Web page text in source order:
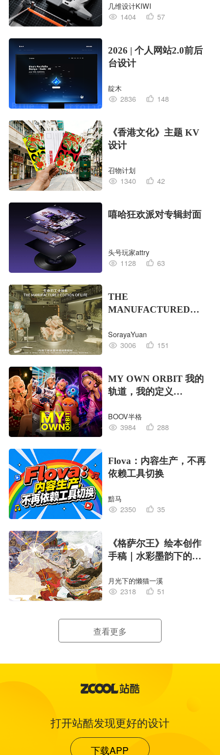
几维设计KIWI
1404
57
2026 | 个人网站2.0前后
台设计
靛木
2836
148
《香港文化》主题 KV
设计
召物计划
1340
42
嘻哈狂欢派对专辑封面
头号玩家attry
1128
63
THE
MANUFACTURED
的工业版本
SorayaYuan
3006
151
MY OWN ORBIT 我的
轨道，我的定义
对
BOOV半格
3984
288
Flova：内容生产，不再
依赖工具切换
黯马
2350
35
《格萨尔王》绘本创作
手稿｜水彩墨韵下的史
月光下的懒猫一溪
2318
51
查看更多
打开站酷发现更好的设计
下载APP